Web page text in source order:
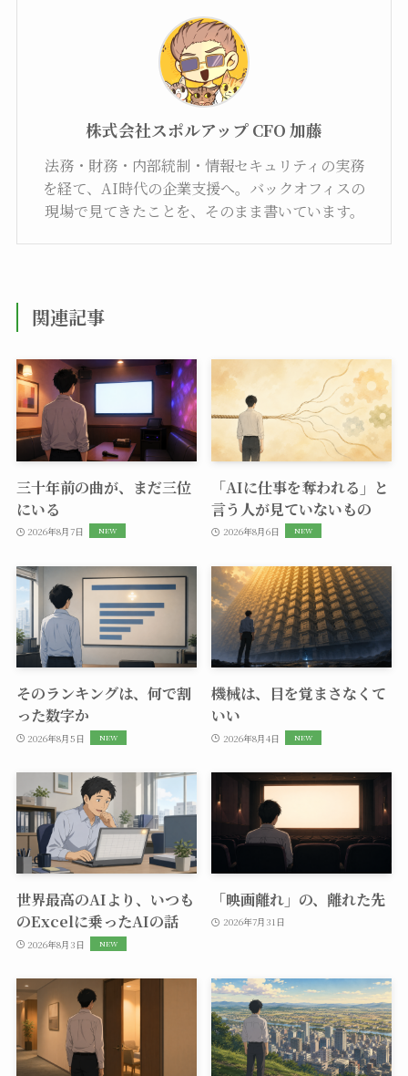
株式会社スポルアップ CFO 加藤
法務・財務・内部統制・情報セキュリティの実務
を経て、AI時代の企業支援へ。バックオフィスの
現場で見てきたことを、そのまま書いています。
関連記事
三十年前の曲が、まだ三位
にいる
2026年8月7日
「AIに仕事を奪われる」と
言う人が見ていないもの
2026年8月6日
そのランキングは、何で割
った数字か
2026年8月5日
機械は、目を覚まさなくて
いい
2026年8月4日
世界最高のAIより、いつも
のExcelに乗ったAIの話
2026年8月3日
「映画離れ」の、離れた先
2026年7月31日